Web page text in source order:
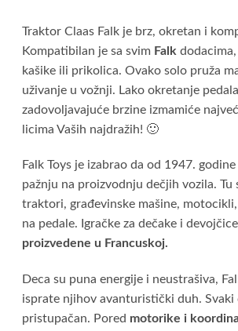
Traktor Claas Falk je brz, okretan i
Kompatibilan je sa svim Falk
kašike ili prikolica. Ovako solo pruža
uživanje u vožnji. Lako okretanje
zadovoljavajuće brzine izmamiće
licima Vaših najdražih! 🙂
Falk Toys je izabrao da od 1947.
pažnju na proizvodnju dečjih vozila. Tu
traktori, građevinske mašine,
na pedale. Igračke za dečake i devojčice
proizvedene u Francuskoj.
Deca su puna energije i neustrašiva,
isprate njihov avanturistički duh. Svaki
pristupačan. Pored motorike i